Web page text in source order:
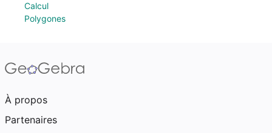
Calcul
Polygones
À propos
Partenaires